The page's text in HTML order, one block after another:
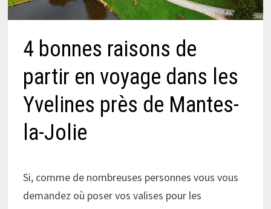
4 bonnes raisons de
partir en voyage dans les
Yvelines près de Mantes-
la-Jolie
Si, comme de nombreuses personnes vous vous
demandez où poser vos valises pour les